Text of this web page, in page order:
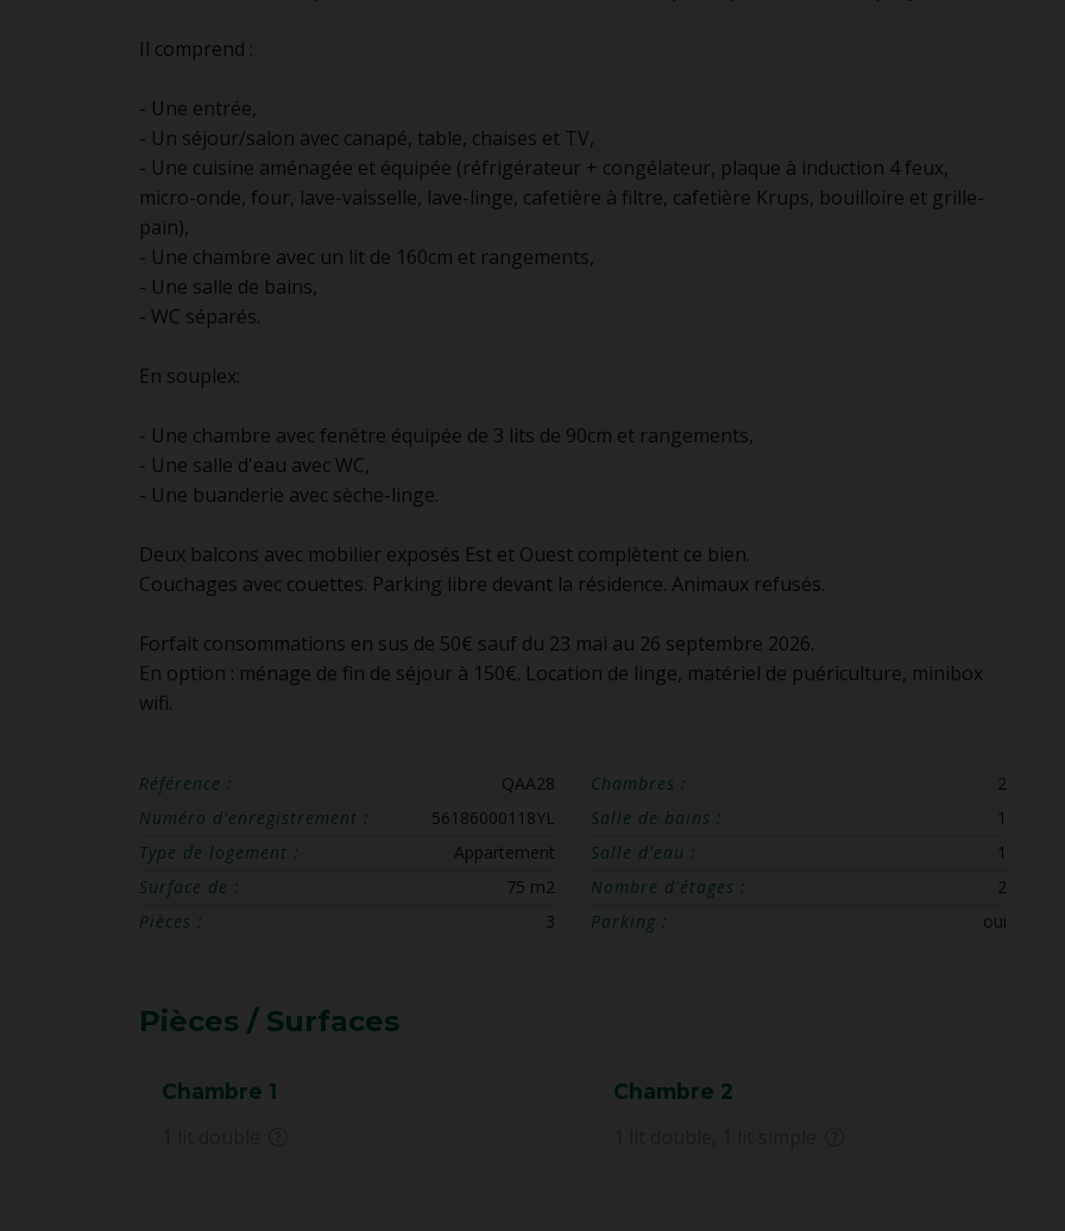
Il comprend :
- Une entrée,
- Un séjour/salon avec canapé, table, chaises et TV,
- Une cuisine aménagée et équipée (réfrigérateur + congélateur, plaque à induction 4 feux,
micro-onde, four, lave-vaisselle, lave-linge, cafetière à filtre, cafetière Krups, bouilloire et grille-
pain),
- Une chambre avec un lit de 160cm et rangements,
- Une salle de bains,
- WC séparés.
En souplex:
- Une chambre avec fenêtre équipée de 3 lits de 90cm et rangements,
- Une salle d'eau avec WC,
- Une buanderie avec sèche-linge.
Deux balcons avec mobilier exposés Est et Ouest complètent ce bien.
Couchages avec couettes. Parking libre devant la résidence. Animaux refusés.
Forfait consommations en sus de 50€ sauf du 23 mai au 26 septembre 2026.
En option : ménage de fin de séjour à 150€. Location de linge, matériel de puériculture, minibox
wifi.
Référence :
QAA28
Numéro d'enregistrement :
56186000118YL
Type de logement :
Appartement
Surface de :
75 m2
Pièces :
3
Chambres :
2
Salle de bains :
1
Salle d'eau :
1
Nombre d'étages :
2
Parking :
oui
Pièces / Surfaces
Chambre 1 Chambre 2